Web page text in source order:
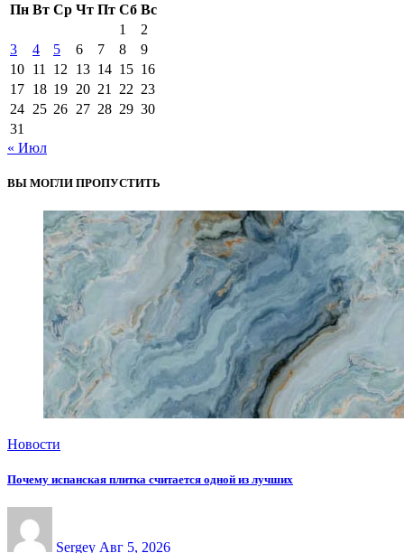
Пн Вт Ср Чт Пт Сб Вс
1
2
3
4 5 6 7 8
9
10 11 12 13 14 15 16
17 18 19 20 21 22 23
24 25 26 27 28 29 30
31
« Июл
ВЫ МОГЛИ ПРОПУСТИТЬ
Новости
Почему испанская плитка считается одной из лучших
Sergey Авг 5, 2026